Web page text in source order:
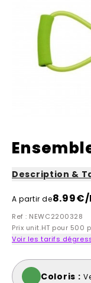
Description &
A partir de8.99€/
Ref : NEWC2200328
Prix unit.HT pour 500
Voir les tarifs
Coloris :